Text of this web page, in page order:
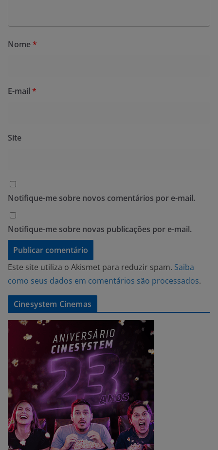
Nome*
E-mail *
Site
Notifique-me sobre novos comentários por e-mail.
Notifique-me sobre novas publicações por e-mail.
Este site utiliza o Akismet para reduzir spam. Saiba
como seus dados em comentários são processados.
Cinesystem Cinemas